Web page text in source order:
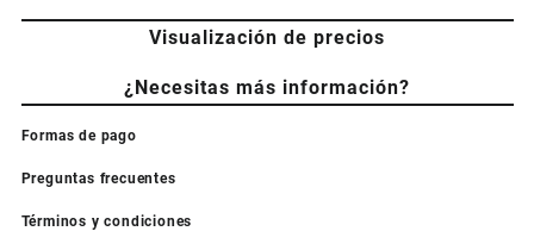
Visualización de precios
¿Necesitas más información?
Formas de pago
Preguntas frecuentes
Términos y condiciones